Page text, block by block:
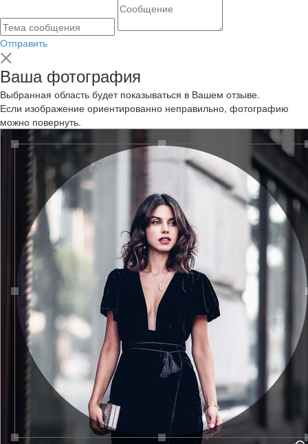
Отправить
Ваша фотография
Выбранная область будет показываться в Вашем отзыве.
Если изображение ориентированно неправильно, фотографию
можно повернуть.